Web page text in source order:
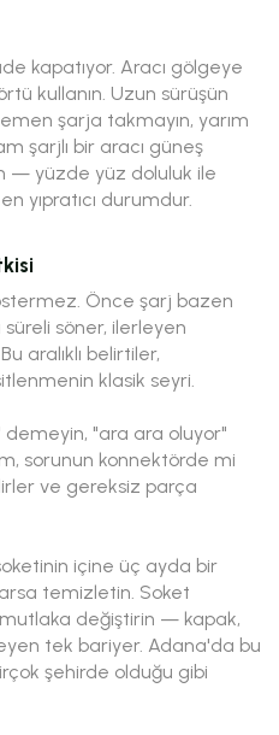
kapatıyor. Aracı gölgeye
kullanın. Uzun sürüşün
şarja takmayın, yarım
şarjlı bir aracı güneş
— yüzde yüz doluluk ile
yıpratıcı durumdur.
Önce şarj bazen
söner, ilerleyen
aralıklı belirtiler,
klasik seyri.
"ara ara oluyor"
sorunun konnektörde mi
ve gereksiz parça
içine üç ayda bir
temizletin. Soket
mutlaka değiştirin — kapak,
tek bariyer. Adana'da bu
şehirde olduğu gibi